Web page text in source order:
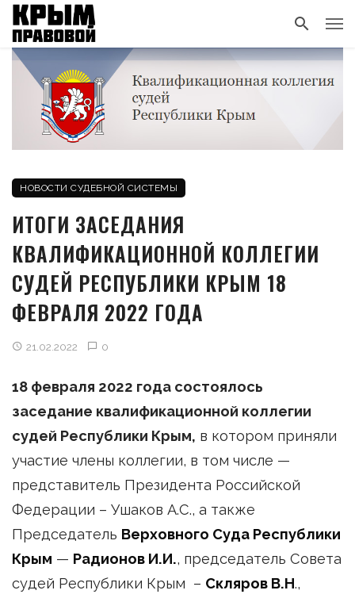
НОВОСТИ СУДЕБНОЙ СИСТЕМЫ
ИТОГИ ЗАСЕДАНИЯ
КВАЛИФИКАЦИОННОЙ КОЛЛЕГИИ
СУДЕЙ РЕСПУБЛИКИ КРЫМ 18
ФЕВРАЛЯ 2022 ГОДА
21.02.2022 0
18 февраля 2022 года состоялось
заседание квалификационной коллегии
судей Республики Крым, в котором приняли
участие члены коллегии, в том числе —
представитель Президента Российской
Федерации – Ушаков А.С., а также
Председатель Верховного Суда Республики
Крым — Радионов И.И., председатель Совета
судей Республики Крым – Скляров В.Н.,